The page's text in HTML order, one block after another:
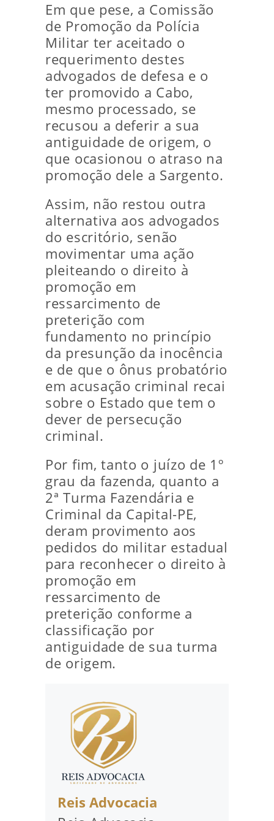
Em que pese, a Comissão
de Promoção da Polícia
Militar ter aceitado o
requerimento destes
advogados de defesa e o
ter promovido a Cabo,
mesmo processado, se
recusou a deferir a sua
antiguidade de origem, o
que ocasionou o atraso na
promoção dele a Sargento.
Assim, não restou outra
alternativa aos advogados
do escritório, senão
movimentar uma ação
pleiteando o direito à
promoção em
ressarcimento de
preterição com
fundamento no princípio
da presunção da inocência
e de que o ônus probatório
em acusação criminal recai
sobre o Estado que tem o
dever de persecução
criminal.
Por fim, tanto o juízo de 1º
grau da fazenda, quanto a
2ª Turma Fazendária e
Criminal da Capital-PE,
deram provimento aos
pedidos do militar estadual
para reconhecer o direito à
promoção em
ressarcimento de
preterição conforme a
classificação por
antiguidade de sua turma
de origem.
Reis Advocacia